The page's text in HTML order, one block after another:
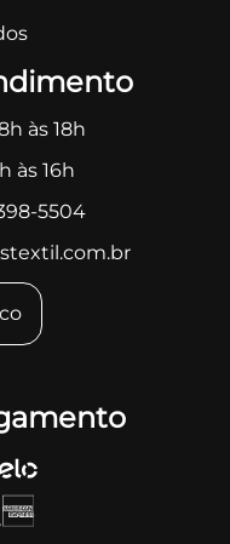
às 18h
às 16h
5504